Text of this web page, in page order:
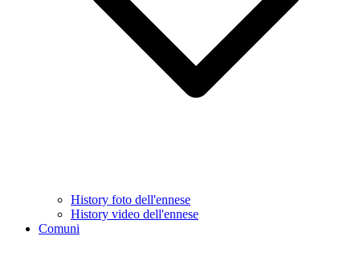
History foto dell'ennese
History video dell'ennese
Comuni